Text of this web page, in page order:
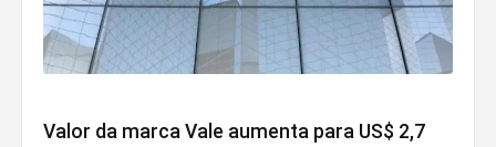
Valor da marca Vale aumenta para US$ 2,7